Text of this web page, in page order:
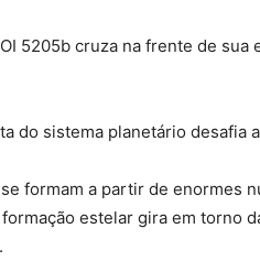
5205b cruza na frente de
do sistema planetário desafia
formam a partir de enormes
estelar gira em torno